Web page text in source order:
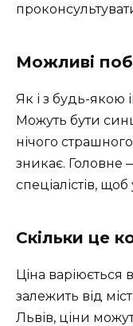
Можливі
Як і з будь-
Можуть бути
нічого
зникає. Головне
спеціалістів,
Скільки це
Ціна варіюється
залежить від
Львів, ціни